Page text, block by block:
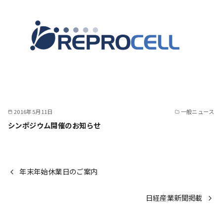
2016年5月11日 一般ニュース
シンポジウム開催のお知らせ
年末年始休業日のご案内
日経産業新聞掲載